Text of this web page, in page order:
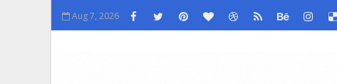
Aug 7, 2026